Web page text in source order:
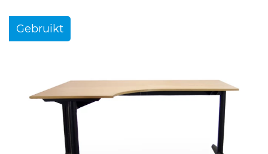
Gebruikt